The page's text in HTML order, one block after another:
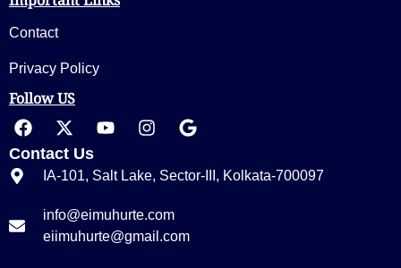
Contact
Privacy Policy
Follow US
Contact Us
IA-101, Salt Lake, Sector-III, Kolkata-700097
info@eimuhurte.com
eiimuhurte@gmail.com